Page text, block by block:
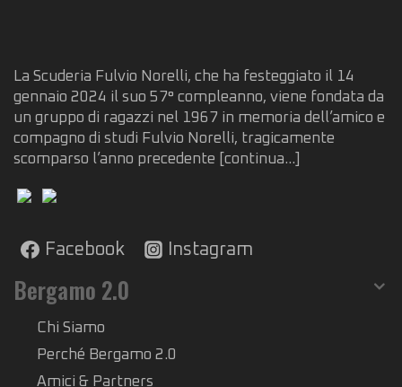
La Scuderia Fulvio Norelli, che ha festeggiato il 14
gennaio 2024 il suo 57° compleanno, viene fondata da
un gruppo di ragazzi nel 1967 in memoria dell’amico e
compagno di studi Fulvio Norelli, tragicamente
scomparso l’anno precedente
[continua...]
Facebook Instagram
Bergamo 2.0
Chi Siamo
Perché Bergamo 2.0
Amici & Partners